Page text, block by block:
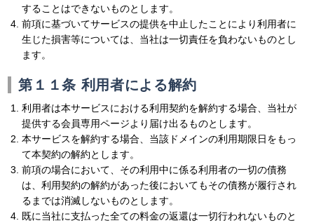
することはできないものとします。
前項に基づいてサービスの提供を中止したことにより利用者に
生じた損害等については、当社は一切責任を負わないものとし
ます。
第１１条 利用者による解約
利用者は本サービスにおける利用契約を解約する場合、当社が
提供する会員専用ページより届け出るものとします。
本サービスを解約する場合、当該ドメインの利用期限日をもっ
て本契約の解約とします。
前項の場合において、その利用中に係る利用者の一切の債務
は、利用契約の解約があった後においてもその債務が履行され
るまでは消滅しないものとします。
既に当社に支払った全ての料金の返還は一切行われないものと